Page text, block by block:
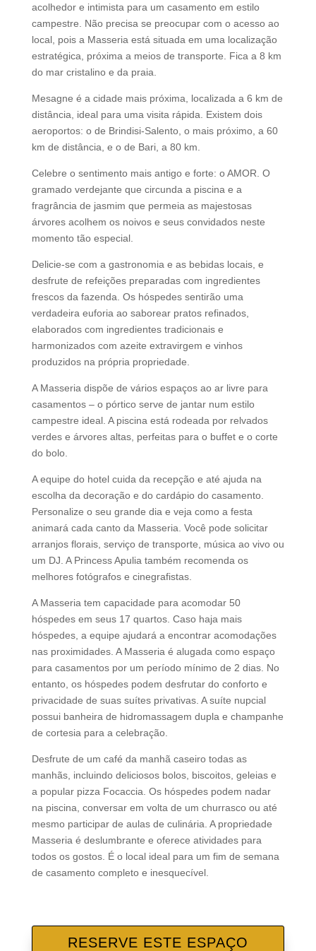
acolhedor e intimista para um casamento em estilo
campestre. Não precisa se preocupar com o acesso ao
local, pois a Masseria está situada em uma localização
estratégica, próxima a meios de transporte. Fica a 8 km
do mar cristalino e da praia.
Mesagne é a cidade mais próxima, localizada a 6 km de
distância, ideal para uma visita rápida. Existem dois
aeroportos: o de Brindisi-Salento, o mais próximo, a 60
km de distância, e o de Bari, a 80 km.
Celebre o sentimento mais antigo e forte: o AMOR. O
gramado verdejante que circunda a piscina e a
fragrância de jasmim que permeia as majestosas
árvores acolhem os noivos e seus convidados neste
momento tão especial.
Delicie-se com a gastronomia e as bebidas locais, e
desfrute de refeições preparadas com ingredientes
frescos da fazenda. Os hóspedes sentirão uma
verdadeira euforia ao saborear pratos refinados,
elaborados com ingredientes tradicionais e
harmonizados com azeite extravirgem e vinhos
produzidos na própria propriedade.
A Masseria dispõe de vários espaços ao ar livre para
casamentos – o pórtico serve de jantar num estilo
campestre ideal. A piscina está rodeada por relvados
verdes e árvores altas, perfeitas para o buffet e o corte
do bolo.
A equipe do hotel cuida da recepção e até ajuda na
escolha da decoração e do cardápio do casamento.
Personalize o seu grande dia e veja como a festa
animará cada canto da Masseria. Você pode solicitar
arranjos florais, serviço de transporte, música ao vivo ou
um DJ. A Princess Apulia também recomenda os
melhores fotógrafos e cinegrafistas.
A Masseria tem capacidade para acomodar 50
hóspedes em seus 17 quartos. Caso haja mais
hóspedes, a equipe ajudará a encontrar acomodações
nas proximidades. A Masseria é alugada como espaço
para casamentos por um período mínimo de 2 dias. No
entanto, os hóspedes podem desfrutar do conforto e
privacidade de suas suítes privativas. A suíte nupcial
possui banheira de hidromassagem dupla e champanhe
de cortesia para a celebração.
Desfrute de um café da manhã caseiro todas as
manhãs, incluindo deliciosos bolos, biscoitos, geleias e
a popular pizza Focaccia. Os hóspedes podem nadar
na piscina, conversar em volta de um churrasco ou até
mesmo participar de aulas de culinária. A propriedade
Masseria é deslumbrante e oferece atividades para
todos os gostos. É o local ideal para um fim de semana
de casamento completo e inesquecível.
RESERVE ESTE ESPAÇO